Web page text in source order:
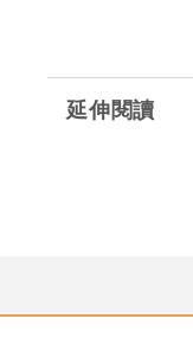
延伸閱讀